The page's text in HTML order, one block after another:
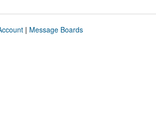
| Message Boards